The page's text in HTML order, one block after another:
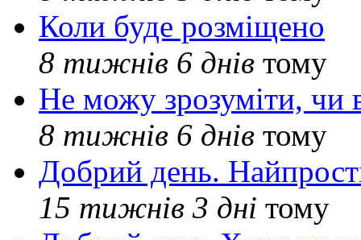
Коли буде розміщено
8 тижнів 6 днів тому
Не можу зрозуміти, чи
8 тижнів 6 днів тому
Добрий день.
15 тижнів 3 дні тому